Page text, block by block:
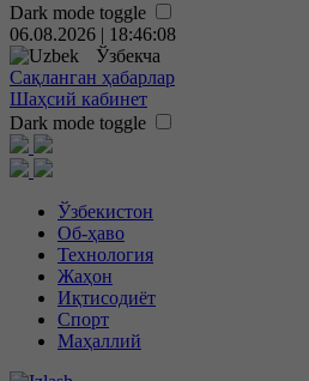
Dark mode toggle
06.08.2026 | 18:46:08
Ўзбекча
Сақланган ҳабарлар
Шаҳсий кабинет
Dark mode toggle
Ўзбекистон
Об-ҳаво
Технология
Жаҳон
Иқтисодиёт
Спорт
Маҳаллий